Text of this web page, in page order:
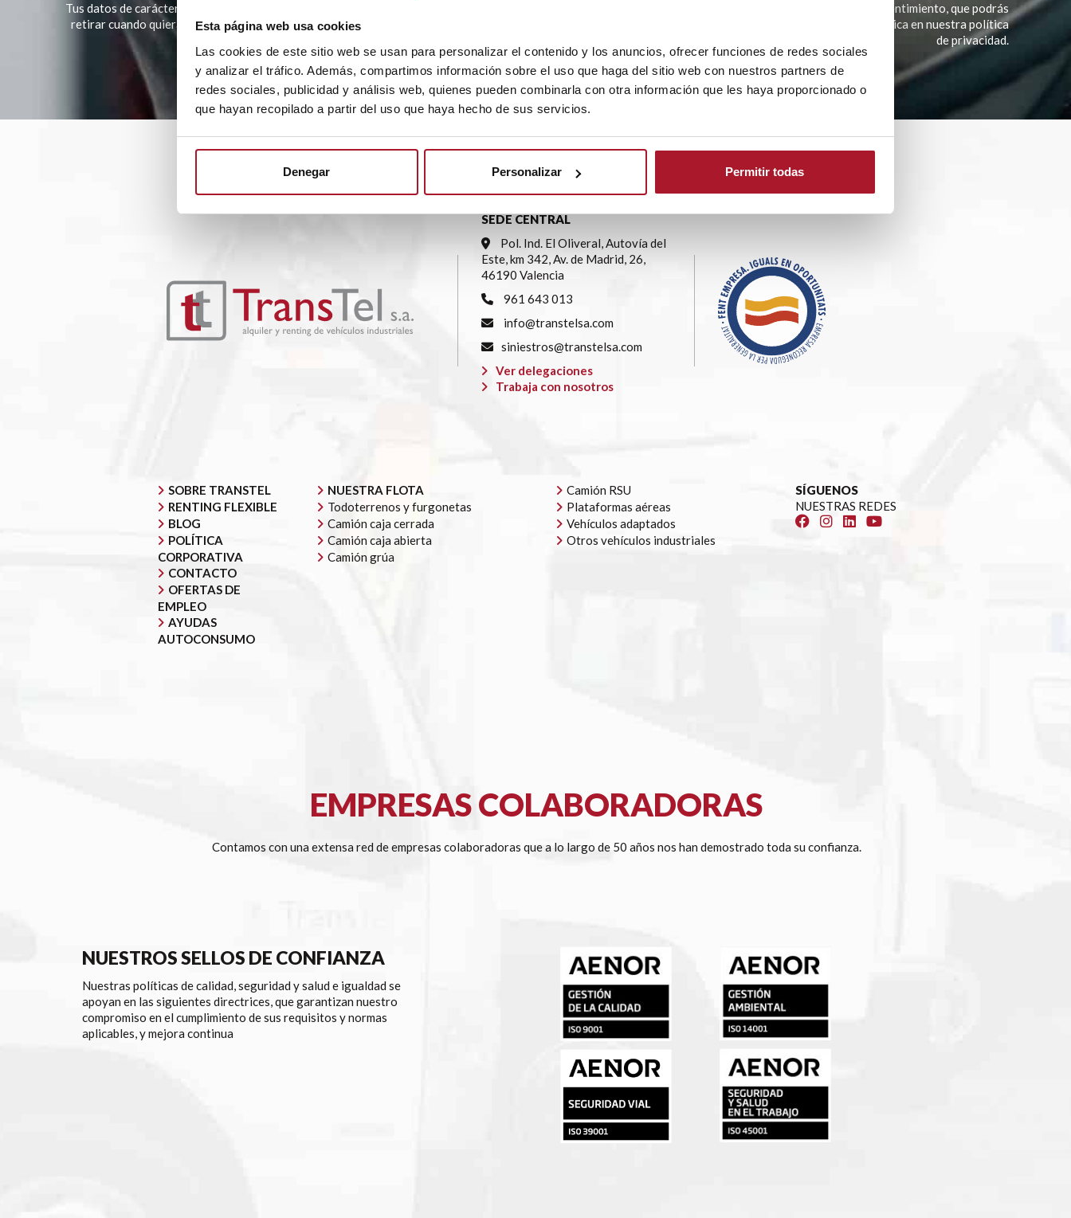
Esta página web usa cookies
Las cookies de este sitio web se usan para personalizar el contenido y los anuncios, ofrecer funciones de redes sociales
y analizar el tráfico. Además, compartimos información sobre el uso que haga del sitio web con nuestros partners de
redes sociales, publicidad y análisis web, quienes pueden combinarla con otra información que les haya proporcionado o
que hayan recopilado a partir del uso que haya hecho de sus servicios.
Denegar Personalizar Permitir todas
Tus datos de carácter personal tratados por TRANSTEL, S.A. con la finalidad de enviarte nuestro boletín periódico. La legitimación del tratamiento es tu consentimiento, que podrás
retirar cuando quieras. Tus datos no serán cedidos a terceros. Tienes derecho a acceder, rectificar y suprimir tus datos, así como otros derechos como se explica en nuestra política
de privacidad.
Por favor, deja este campo vacío.
SEDE CENTRAL
Pol. Ind. El Oliveral, Autovía del
Este, km 342, Av. de Madrid, 26,
46190 Valencia
961 643 013
info@transtelsa.com
siniestros@transtelsa.com
Ver delegaciones
Trabaja con nosotros
SOBRE TRANSTEL
RENTING FLEXIBLE
BLOG
POLÍTICA
CORPORATIVA
CONTACTO
OFERTAS DE
EMPLEO
AYUDAS
AUTOCONSUMO
NUESTRA FLOTA
Todoterrenos y furgonetas
Camión caja cerrada
Camión caja abierta
Camión grúa
Camión RSU
Plataformas aéreas
Vehículos adaptados
Otros vehículos industriales
SÍGUENOS
NUESTRAS REDES
EMPRESAS COLABORADORAS
Contamos con una extensa red de empresas colaboradoras que a lo largo de 50 años nos han demostrado toda su confianza.
NUESTROS SELLOS DE CONFIANZA
Nuestras políticas de calidad, seguridad y salud e igualdad se
apoyan en las siguientes directrices, que garantizan nuestro
compromiso en el cumplimiento de sus requisitos y normas
aplicables, y mejora continua